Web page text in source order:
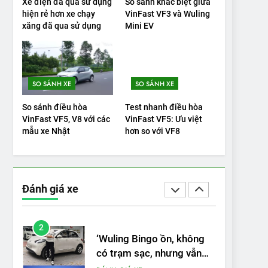
hiện rẻ hơn xe chạy
xăng đã qua sử dụng
VinFast VF3 và Wuling
Mini EV
SO SÁNH XE
So sánh điều hòa
VinFast VF5, V8 với các
mẫu xe Nhật
SO SÁNH XE
Test nhanh điều hòa
VinFast VF5: Ưu việt
hơn so với VF8
Đánh giá xe
VinFast VF9 có gì để cạnh
tranh với các xe xăng
cùng tầm giá?
20
Đánh giá: Người đam mê
xe điện Hyundai Ioniq 5 N
2025 cho thấy đáng để
chờ đợi
ĐÁNH GIÁ XE
1
2025: Green Car Reports
nêu tên 5 người vào
chung kết – Mỹ
2
bán được nếu biết cách’
ĐÁNH GIÁ XE
3